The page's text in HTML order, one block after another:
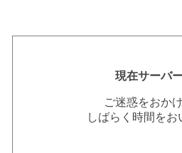
現在サーバ
ご迷惑をおか
しばらく時間を